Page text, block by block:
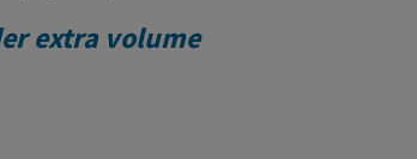
extra volume